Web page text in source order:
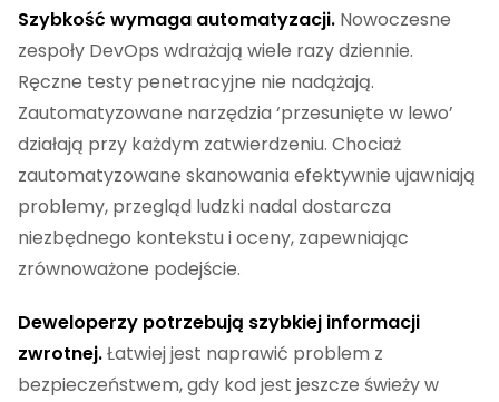
Szybkość wymaga automatyzacji. Nowoczesne
zespoły DevOps wdrażają wiele razy dziennie.
Ręczne testy penetracyjne nie nadążają.
Zautomatyzowane narzędzia ‘przesunięte w lewo’
działają przy każdym zatwierdzeniu. Chociaż
zautomatyzowane skanowania efektywnie ujawniają
problemy, przegląd ludzki nadal dostarcza
niezbędnego kontekstu i oceny, zapewniając
zrównoważone podejście.
Deweloperzy potrzebują szybkiej informacji
zwrotnej.Łatwiej jest naprawić problem z
bezpieczeństwem, gdy kod jest jeszcze świeży w